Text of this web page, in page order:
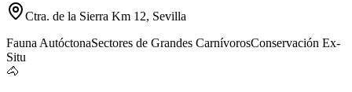
Ctra. de la Sierra Km 12, Sevilla
Fauna AutóctonaSectores de Grandes CarnívorosConservación Ex-
Situ
🐴